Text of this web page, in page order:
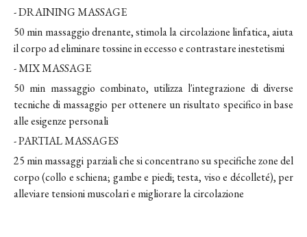
- DRAINING MASSAGE
50 min massaggio drenante, stimola la circolazione linfatica, aiuta
il corpo ad eliminare tossine in eccesso e contrastare inestetismi
- MIX MASSAGE
50 min massaggio combinato, utilizza l'integrazione di diverse
tecniche di massaggio per ottenere un risultato specifico in base
alle esigenze personali
- PARTIAL MASSAGES
25 min massaggi parziali che si concentrano su specifiche zone del
corpo (collo e schiena; gambe e piedi; testa, viso e décolleté), per
alleviare tensioni muscolari e migliorare la circolazione